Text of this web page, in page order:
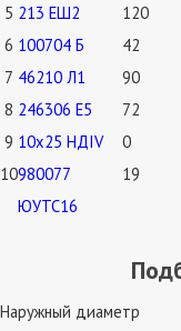
5 213 ЕШ2 120
6 100704 Б 42
7 46210 Л1 90
8 246306 Е5 72
9 10х25 НДIV 0
10980077
ЮУТС16
19
Наружный диаметр